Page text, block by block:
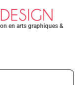
en arts graphiques &